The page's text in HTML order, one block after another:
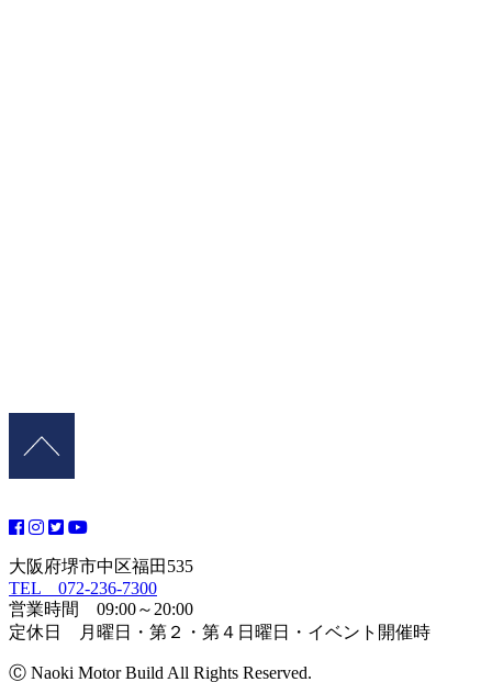
大阪府堺市中区福田535
TEL 072-236-7300
営業時間 09:00～20:00
定休日 月曜日・第２・第４日曜日・イベント開催時
Ⓒ Naoki Motor Build All Rights Reserved.